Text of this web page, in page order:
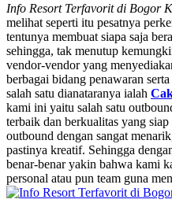
Info Resort Terfavorit di Bogor
melihat seperti itu pesatnya
tentunya membuat siapa saja
sehingga, tak menutup
vendor-vendor yang
berbagai bidang penawaran
salah satu dianataranya ialah
kami ini yaitu salah satu
terbaik dan berkualitas yang
outbound dengan sangat
pastinya kreatif. Sehingga
benar-benar yakin bahwa kami
personal atau pun team guna